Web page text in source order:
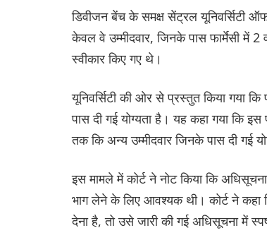
डिवीजन बेंच के समक्ष सेंट्रल यूनिवर्सिटी
केवल वे उम्मीदवार, जिनके पास फार्मेसी में
स्वीकार किए गए थे।
यूनिवर्सिटी की ओर से प्रस्तुत किया गया
पास दी गई योग्यता है। यह कहा गया कि
तक ​​कि अन्य उम्मीदवार जिनके पास दी गई
इस मामले में कोर्ट ने नोट किया कि
भाग लेने के लिए आवश्यक थी। कोर्ट ने कहा
देना है, तो उसे जारी की गई अधिसूचना में